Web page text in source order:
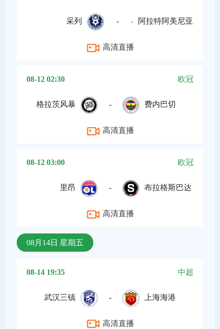
采列 - 阿拉特阿美尼亚
高清直播
08-12 02:30 欧冠
格拉茨风暴 - 费内巴切
高清直播
08-12 03:00 欧冠
里昂 - 布拉格斯巴达
高清直播
08月14日 星期五
08-14 19:35 中超
武汉三镇 - 上海海港
高清直播